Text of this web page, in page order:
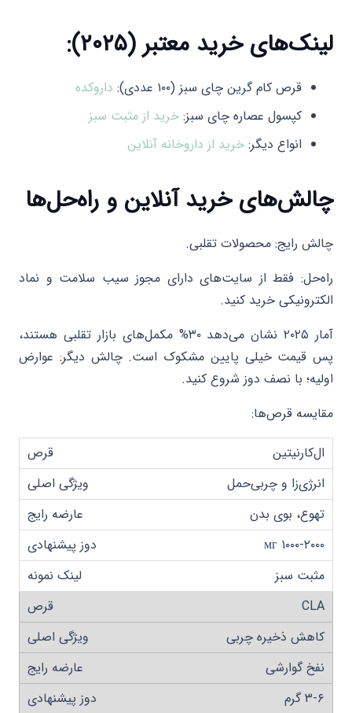
لینک‌های خرید معتبر (۲۰۲۵):
قرص کام گرین چای سبز (۱۰۰ عددی):
داروکده
کپسول عصاره چای سبز: خرید از مثبت سبز
انواع دیگر: خرید از داروخانه آنلاین
چالش‌های خرید آنلاین و راه‌حل‌ها
چالش رایج: محصولات تقلبی.
راه‌حل: فقط از سایت‌های دارای مجوز سیب سلامت و نماد
الکترونیکی خرید کنید.
آمار ۲۰۲۵ نشان می‌دهد ۳۰% مکمل‌های بازار تقلبی هستند،
پس قیمت خیلی پایین مشکوک است. چالش دیگر: عوارض
اولیه؛ با نصف دوز شروع کنید.
مقایسه قرص‌ها:
ال‌کارنیتین
انرژی‌زا و چربی‌حمل
تهوع، بوی بدن
۱۰۰۰-۲۰۰۰ мг
مثبت سبز
CLA
کاهش ذخیره چربی
نفخ گوارشی
۳-۶ گرم